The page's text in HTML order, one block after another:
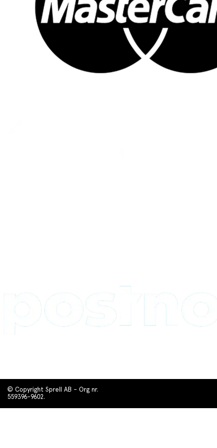
© Copyright Sprell AB - Org nr.
559396-9602.